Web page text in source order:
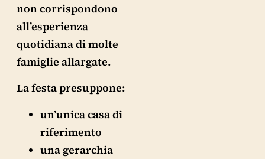
non corrispondono
all’esperienza
quotidiana di molte
famiglie allargate.
La festa presuppone:
un’unica casa di
riferimento
una gerarchia